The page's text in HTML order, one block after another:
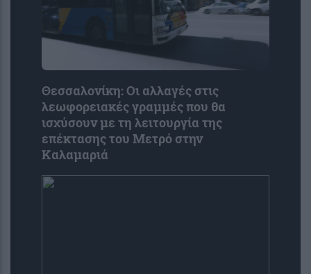
Θεσσαλονίκη: Οι αλλαγές στις
λεωφορειακές γραμμές που θα
ισχύσουν με τη λειτουργία της
επέκτασης του Μετρό στην
Καλαμαριά